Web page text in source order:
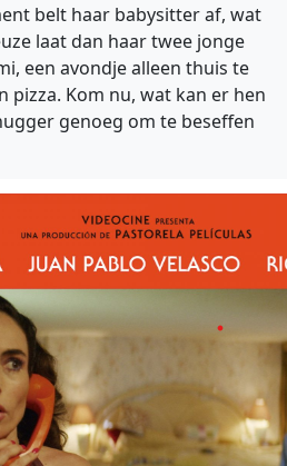
belt haar babysitter af, wat
laat dan haar twee jonge
een avondje alleen thuis te
pizza. Kom nu, wat kan er hen
genoeg om te beseffen